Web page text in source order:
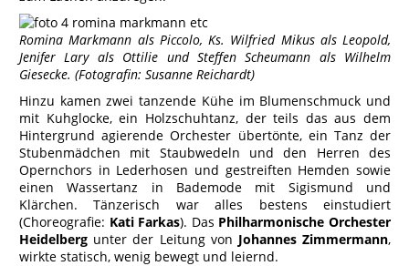
Romina Markmann als Piccolo, Ks. Wilfried Mikus als Leopold,
Jenifer Lary als Ottilie und Steffen Scheumann als Wilhelm
Giesecke. (Fotografin: Susanne Reichardt)
Hinzu kamen zwei tanzende Kühe im Blumenschmuck und
mit Kuhglocke, ein Holzschuhtanz, der teils das aus dem
Hintergrund agierende Orchester übertönte, ein Tanz der
Stubenmädchen mit Staubwedeln und den Herren des
Opernchors in Lederhosen und gestreiften Hemden sowie
einen Wassertanz in Bademode mit Sigismund und
Klärchen. Tänzerisch war alles bestens einstudiert
(Choreografie: Kati Farkas). Das Philharmonische Orchester
Heidelberg unter der Leitung von Johannes Zimmermann,
wirkte statisch, wenig bewegt und leiernd.